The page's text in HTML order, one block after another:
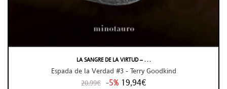
LA SANGRE DE LA VIRTUD – . . .
Espada de la Verdad #3 - Terry Goodkind
20,99€ -5% 19,94€